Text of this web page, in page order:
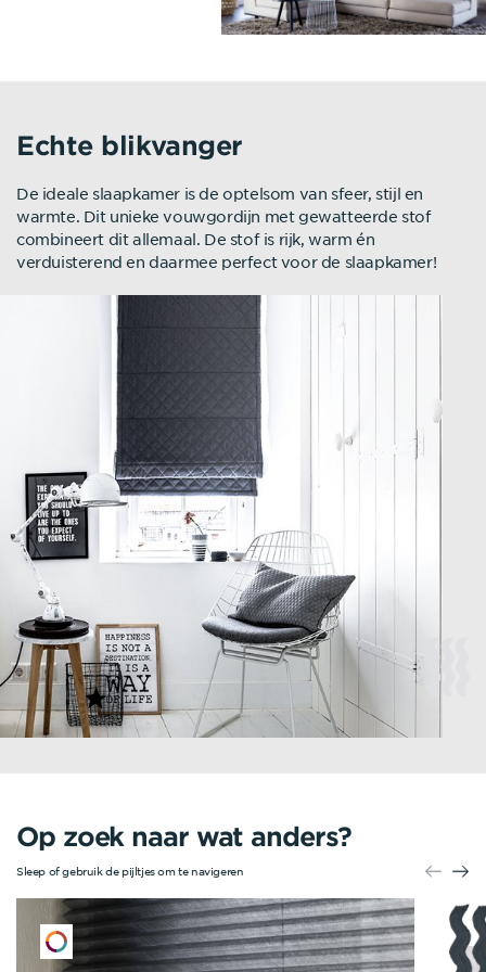
Echte blikvanger
De ideale slaapkamer is de optelsom van sfeer, stijl en
warmte. Dit unieke vouwgordijn met gewatteerde stof
combineert dit allemaal. De stof is rijk, warm én
verduisterend en daarmee perfect voor de slaapkamer!
Op zoek naar wat anders?
Sleep of gebruik de pijltjes om te navigeren